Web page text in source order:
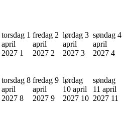
torsdag 1
april
2027 1
fredag 2
april
2027 2
lørdag 3
april
2027 3
søndag 4
april
2027 4
torsdag 8
april
2027 8
fredag 9
april
2027 9
lørdag
10 april
2027 10
søndag
11 april
2027 11